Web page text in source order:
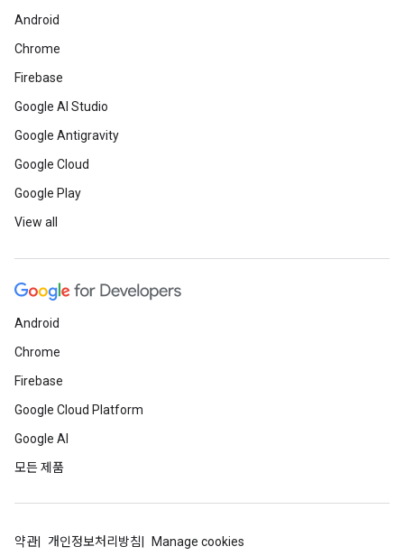
Android
Chrome
Firebase
Google AI Studio
Google Antigravity
Google Cloud
Google Play
View all
Android
Chrome
Firebase
Google Cloud Platform
Google AI
모든 제품
약관 개인정보처리방침 Manage cookies